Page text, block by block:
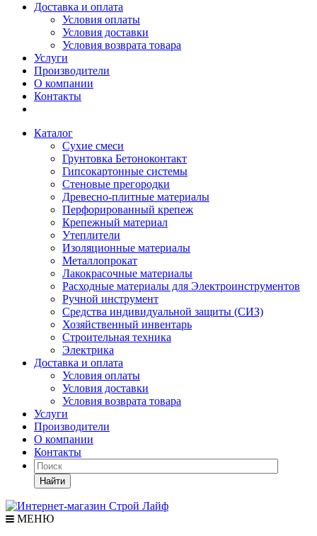
Доставка и оплата
Условия оплаты
Условия доставки
Условия возврата товара
Услуги
Производители
О компании
Контакты
Каталог
Сухие смеси
Грунтовка Бетоноконтакт
Гипсокартонные системы
Стеновые прегородки
Древесно-плитные материалы
Перфорированный крепеж
Крепежный материал
Утеплители
Изоляционные материалы
Металлопрокат
Лакокрасочные материалы
Расходные материалы для Электроинструментов
Ручной инструмент
Средства индивидуальной защиты (СИЗ)
Хозяйственный инвентарь
Строительная техника
Электрика
Доставка и оплата
Условия оплаты
Условия доставки
Условия возврата товара
Услуги
Производители
О компании
Контакты
Найти
МЕНЮ